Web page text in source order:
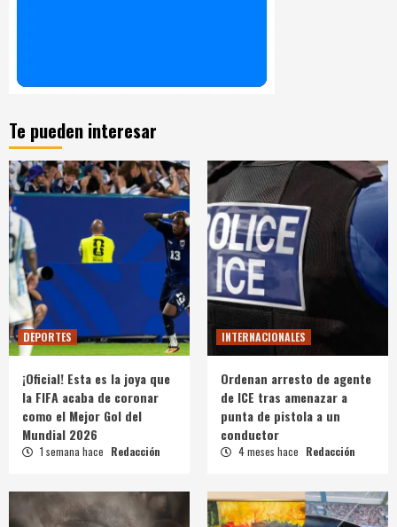
Te pueden interesar
DEPORTES
¡Oficial! Esta es la joya que
la FIFA acaba de coronar
como el Mejor Gol del
Mundial 2026
1 semana hace Redacción
INTERNACIONALES
Ordenan arresto de agente
de ICE tras amenazar a
punta de pistola a un
conductor
4 meses hace Redacción